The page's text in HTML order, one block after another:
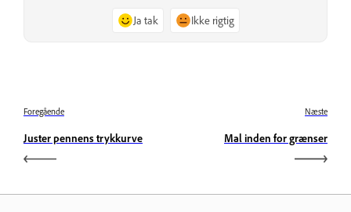
Ja tak Ikke rigtig
Foregående
Juster pennens trykkurve
Næste
Mal inden for grænser